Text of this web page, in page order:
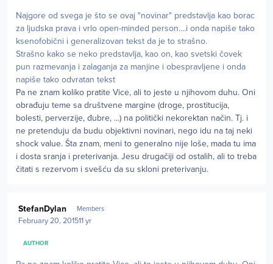
Najgore od svega je što se ovaj "novinar" predstavlja kao borac
za ljudska prava i vrlo open-minded person....i onda napiše tako
ksenofobični i generalizovan tekst da je to strašno.
Strašno kako se neko predstavlja, kao on, kao svetski čovek
pun razmevanja i zalaganja za manjine i obespravljene i onda
napiše tako odvratan tekst
Pa ne znam koliko pratite Vice, ali to jeste u njihovom duhu. Oni
obrađuju teme sa društvene margine (droge, prostitucija,
bolesti, perverzije, đubre, ...) na politički nekorektan način. Tj. i
ne pretenduju da budu objektivni novinari, nego idu na taj neki
shock value. Šta znam, meni to generalno nije loše, mada tu ima
i dosta sranja i preterivanja. Jesu drugačiji od ostalih, ali to treba
čitati s rezervom i svešću da su skloni preterivanju.
StefanDylan Members
February 20, 201511 yr
AUTHOR